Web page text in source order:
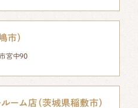
市）
宮中90
ーム店（茨城県稲敷市）